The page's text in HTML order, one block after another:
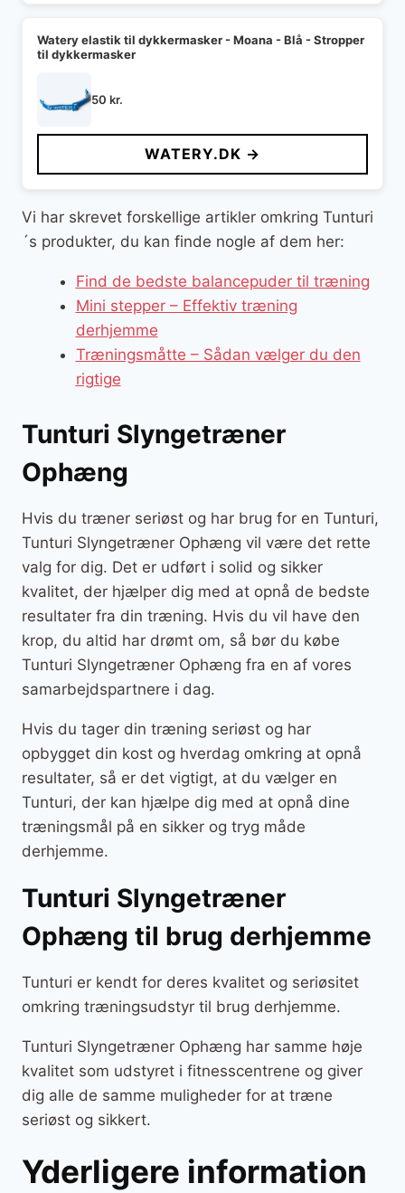
Watery elastik til dykkermasker - Moana - Blå - Stropper
til dykkermasker
50 kr.
WATERY.DK →
Vi har skrevet forskellige artikler omkring Tunturi
´s produkter, du kan finde nogle af dem her:
Find de bedste balancepuder til træning
Mini stepper – Effektiv træning
derhjemme
Træningsmåtte – Sådan vælger du den
rigtige
Tunturi Slyngetræner
Ophæng
Hvis du træner seriøst og har brug for en Tunturi,
Tunturi Slyngetræner Ophæng vil være det rette
valg for dig. Det er udført i solid og sikker
kvalitet, der hjælper dig med at opnå de bedste
resultater fra din træning. Hvis du vil have den
krop, du altid har drømt om, så bør du købe
Tunturi Slyngetræner Ophæng fra en af vores
samarbejdspartnere i dag.
Hvis du tager din træning seriøst og har
opbygget din kost og hverdag omkring at opnå
resultater, så er det vigtigt, at du vælger en
Tunturi, der kan hjælpe dig med at opnå dine
træningsmål på en sikker og tryg måde
derhjemme.
Tunturi Slyngetræner
Ophæng til brug derhjemme
Tunturi er kendt for deres kvalitet og seriøsitet
omkring træningsudstyr til brug derhjemme.
Tunturi Slyngetræner Ophæng har samme høje
kvalitet som udstyret i fitnesscentrene og giver
dig alle de samme muligheder for at træne
seriøst og sikkert.
Yderligere information